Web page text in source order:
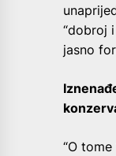
“dobroj
jasno
“O